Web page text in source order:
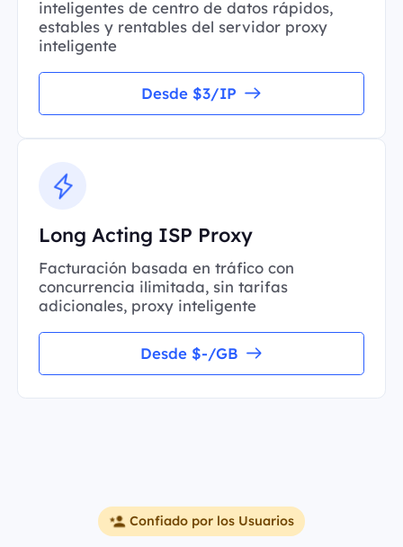
inteligentes de centro de datos rápidos,
estables y rentables del servidor proxy
inteligente
Desde $3/IP
Long Acting ISP Proxy
Facturación basada en tráfico con
concurrencia ilimitada, sin tarifas
adicionales, proxy inteligente
Desde $-/GB
Confiado por los Usuarios